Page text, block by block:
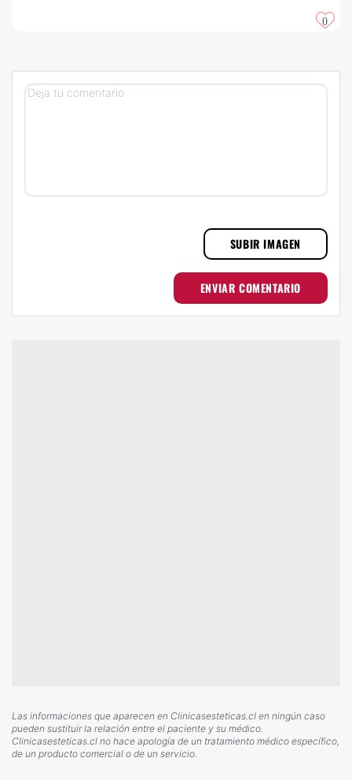
0
SUBIR IMAGEN
ENVIAR COMENTARIO
Las informaciones que aparecen en Clinicasesteticas.cl en ningún caso
pueden sustituir la relación entre el paciente y su médico.
Clinicasesteticas.cl no hace apología de un tratamiento médico específico,
de un producto comercial o de un servicio.